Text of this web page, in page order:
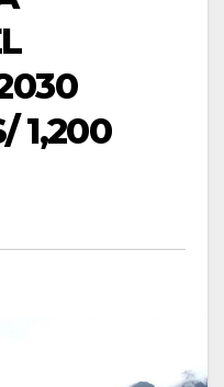
1,200